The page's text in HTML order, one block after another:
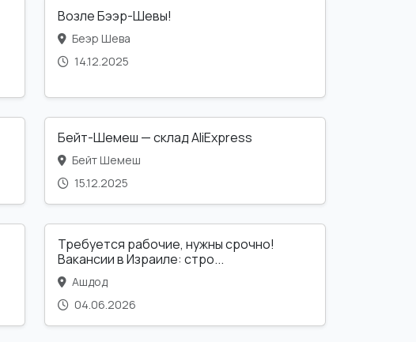
Возле Бээр-Шевы!
Беэр Шева
14.12.2025
Бейт-Шемеш — склад AliExpress
Бейт Шемеш
15.12.2025
Требуется рабочие, нужны срочно!
Вакансии в Израиле: стро...
Ашдод
04.06.2026